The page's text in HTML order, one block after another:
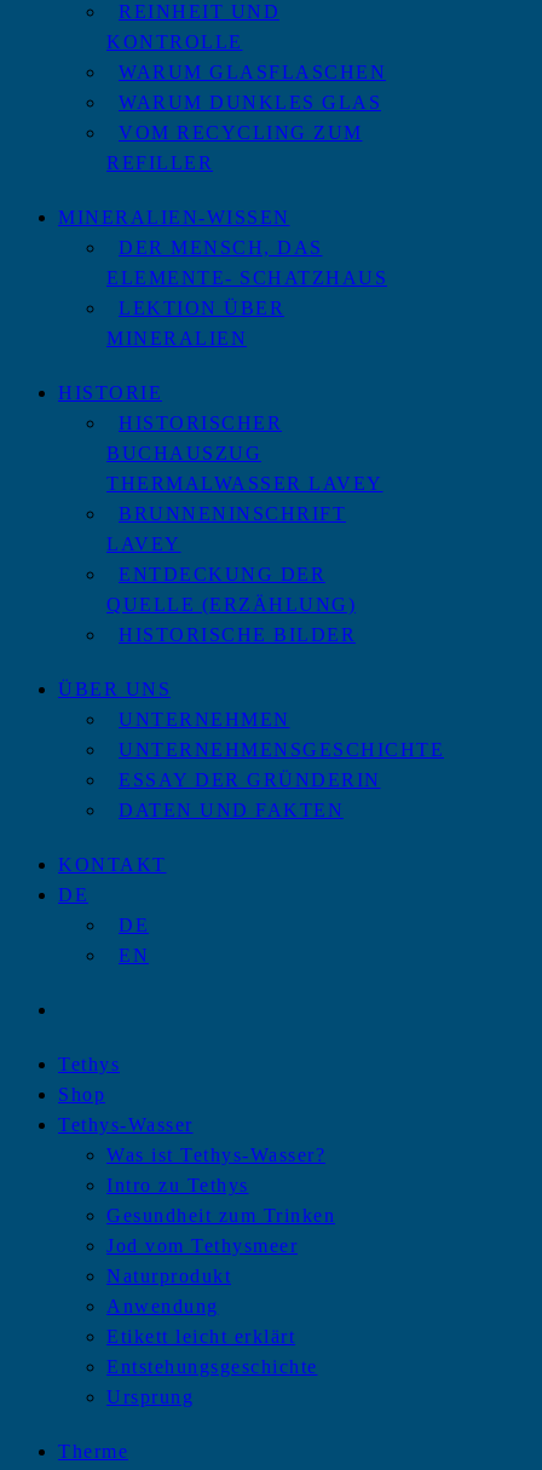
REINHEIT UND
KONTROLLE
WARUM GLASFLASCHEN
WARUM DUNKLES GLAS
VOM RECYCLING ZUM
REFILLER
MINERALIEN-WISSEN
DER MENSCH, DAS
ELEMENTE- SCHATZHAUS
LEKTION ÜBER
MINERALIEN
HISTORIE
HISTORISCHER
BUCHAUSZUG
THERMALWASSER LAVEY
BRUNNENINSCHRIFT
LAVEY
ENTDECKUNG DER
QUELLE (ERZÄHLUNG)
HISTORISCHE BILDER
ÜBER UNS
UNTERNEHMEN
UNTERNEHMENSGESCHICHTE
ESSAY DER GRÜNDERIN
DATEN UND FAKTEN
KONTAKT
DE
DE
EN
Tethys
Shop
Tethys-Wasser
Was ist Tethys-Wasser?
Intro zu Tethys
Gesundheit zum Trinken
Jod vom Tethysmeer
Naturprodukt
Anwendung
Etikett leicht erklärt
Entstehungsgeschichte
Ursprung
Therme